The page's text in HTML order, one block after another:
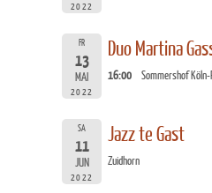
2022
FR
13
MAI
2022
Duo Martina
16:00 Sommershof Köln-
SA
11
JUN
2022
Jazz te Gast
Zuidhorn